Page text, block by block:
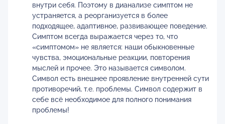
внутри себя. Поэтому в дианализе симптом не
устраняется, а реорганизуется в более
подходящее, адаптивное, развивающее поведение.
Симптом всегда выражается через то, что
«симптомом» не является: наши обыкновенные
чувства, эмоциональные реакции, повторения
мыслей и прочее. Это называется символом.
Символ есть внешнее проявление внутренней сути
противоречий, т.е. проблемы. Символ содержит в
себе всё необходимое для полного понимания
проблемы!